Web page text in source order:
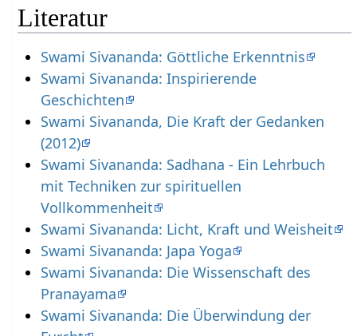
Literatur
Swami Sivananda: Göttliche Erkenntnis
Swami Sivananda: Inspirierende
Geschichten
Swami Sivananda, Die Kraft der Gedanken
(2012)
Swami Sivananda: Sadhana - Ein Lehrbuch
mit Techniken zur spirituellen
Vollkommenheit
Swami Sivananda: Licht, Kraft und Weisheit
Swami Sivananda: Japa Yoga
Swami Sivananda: Die Wissenschaft des
Pranayama
Swami Sivananda: Die Überwindung der